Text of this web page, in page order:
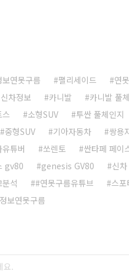
보연못구름 팰리세이드
연
차정보 카니발
카니발 풀
스 소형SUV
투싼 풀체인지
중형SUV 기아자동차
쌍용
튜버 쏘렌토
싼타페 페이
gv80 genesis GV80
신차
석 #연못구름유튜브
스포
보연못구름